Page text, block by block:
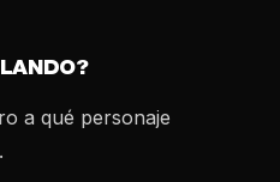
a qué personaje